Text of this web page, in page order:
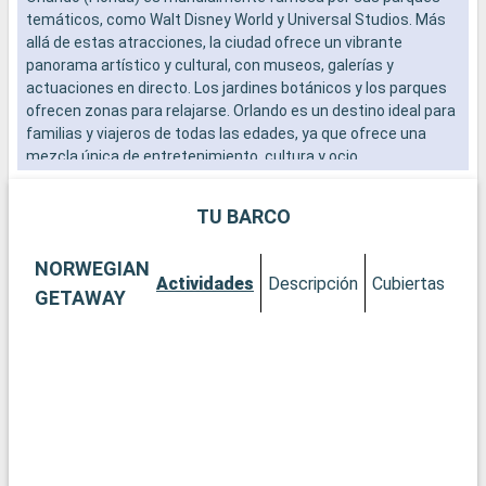
temáticos, como Walt Disney World y Universal Studios. Más
allá de estas atracciones, la ciudad ofrece un vibrante
panorama artístico y cultural, con museos, galerías y
actuaciones en directo. Los jardines botánicos y los parques
ofrecen zonas para relajarse. Orlando es un destino ideal para
familias y viajeros de todas las edades, ya que ofrece una
mezcla única de entretenimiento, cultura y ocio.
TU BARCO
NORWEGIAN
GETAWAY
Actividades Descripción Cubiertas